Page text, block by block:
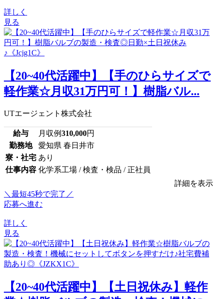
詳しく
見る
【20~40代活躍中】【手のひらサイズで
軽作業☆月収31万円可！】樹脂バル...
UTエージェント株式会社
給与 月収例310,000円
勤務地
愛知県 春日井市
寮・社宅 あり
仕事内容 化学系工場 / 検査・検品 / 正社員
詳細を表示
＼最短45秒で完了／
応募へ進む
詳しく
見る
【20~40代活躍中】【土日祝休み】軽作